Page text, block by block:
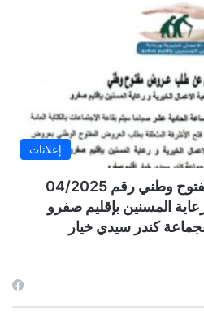
إعلانات
إعلان عن طلب عروض مفتوح وطني رقم 04/2025
المسنين بإقليم صفرو
كندر سيدي خيار